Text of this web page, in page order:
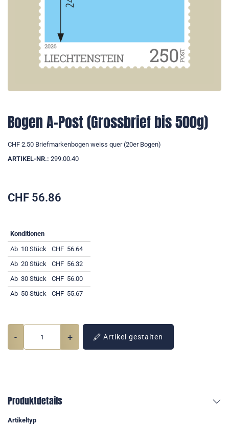
Bogen A-Post (Grossbrief bis 500g)
CHF 2.50 Briefmarkenbogen weiss quer (20er Bogen)
ARTIKEL-NR.: 299.00.40
CHF 56.86
Konditionen
Ab 10 Stück CHF 56.64
Ab 20 Stück CHF 56.32
Ab 30 Stück CHF 56.00
Ab 50 Stück CHF 55.67
- + Artikel gestalten
Produktdetails
Artikeltyp